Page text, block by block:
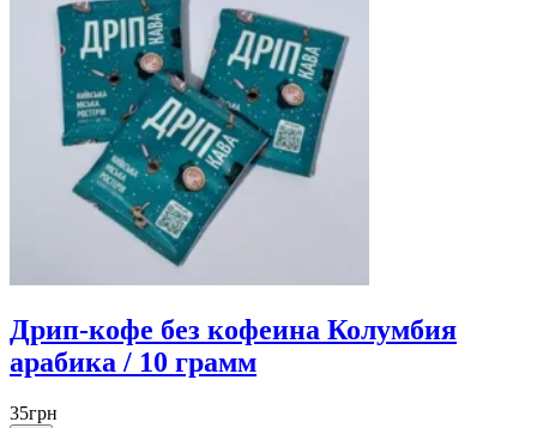
Дрип-кофе без кофеина Колумбия
арабика / 10 грамм
35грн